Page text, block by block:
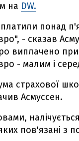
на DW.
понад
- сказав
виплачено
- малим і
страхової
Асмуссен.
пов'язані з